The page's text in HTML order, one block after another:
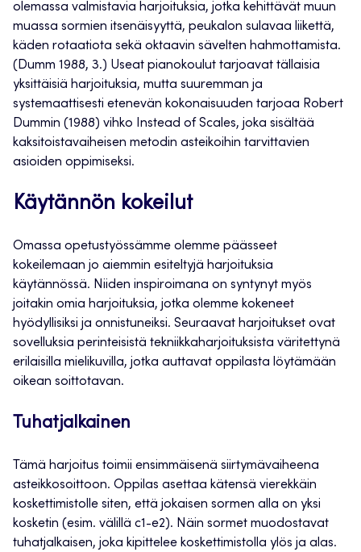
olemassa valmistavia harjoituksia, jotka kehittävät muun
muassa sormien itsenäisyyttä, peukalon sulavaa liikettä,
käden rotaatiota sekä oktaavin sävelten hahmottamista.
(Dumm 1988, 3.) Useat pianokoulut tarjoavat tällaisia
yksittäisiä harjoituksia, mutta suuremman ja
systemaattisesti etenevän kokonaisuuden tarjoaa Robert
Dummin (1988) vihko Instead of Scales, joka sisältää
kaksitoistavaiheisen metodin asteikoihin tarvittavien
asioiden oppimiseksi.
Käytännön kokeilut
Omassa opetustyössämme olemme päässeet
kokeilemaan jo aiemmin esiteltyjä harjoituksia
käytännössä. Niiden inspiroimana on syntynyt myös
joitakin omia harjoituksia, jotka olemme kokeneet
hyödyllisiksi ja onnistuneiksi. Seuraavat harjoitukset ovat
sovelluksia perinteisistä tekniikkaharjoituksista väritettynä
erilaisilla mielikuvilla, jotka auttavat oppilasta löytämään
oikean soittotavan.
Tuhatjalkainen
Tämä harjoitus toimii ensimmäisenä siirtymävaiheena
asteikkosoittoon. Oppilas asettaa kätensä vierekkäin
koskettimistolle siten, että jokaisen sormen alla on yksi
kosketin (esim. välillä c1-e2). Näin sormet muodostavat
tuhatjalkaisen, joka kipittelee koskettimistolla ylös ja alas.